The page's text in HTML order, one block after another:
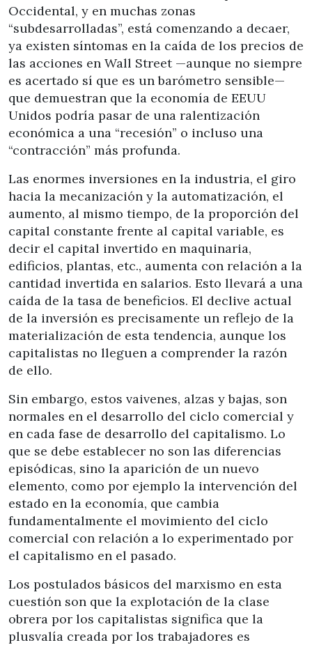
Occidental, y en muchas zonas
“subdesarrolladas”, está comenzando a decaer,
ya existen síntomas en la caída de los precios de
las acciones en Wall Street —aunque no siempre
es acertado sí que es un barómetro sensible—
que demuestran que la economía de EEUU
Unidos podría pasar de una ralentización
económica a una “recesión” o incluso una
“contracción” más profunda.
Las enormes inversiones en la industria, el giro
hacia la mecanización y la automatización, el
aumento, al mismo tiempo, de la proporción del
capital constante frente al capital variable, es
decir el capital invertido en maquinaria,
edificios, plantas, etc., aumenta con relación a la
cantidad invertida en salarios. Esto llevará a una
caída de la tasa de beneficios. El declive actual
de la inversión es precisamente un reflejo de la
materialización de esta tendencia, aunque los
capitalistas no lleguen a comprender la razón
de ello.
Sin embargo, estos vaivenes, alzas y bajas, son
normales en el desarrollo del ciclo comercial y
en cada fase de desarrollo del capitalismo. Lo
que se debe establecer no son las diferencias
episódicas, sino la aparición de un nuevo
elemento, como por ejemplo la intervención del
estado en la economía, que cambia
fundamentalmente el movimiento del ciclo
comercial con relación a lo experimentado por
el capitalismo en el pasado.
Los postulados básicos del marxismo en esta
cuestión son que la explotación de la clase
obrera por los capitalistas significa que la
plusvalía creada por los trabajadores es